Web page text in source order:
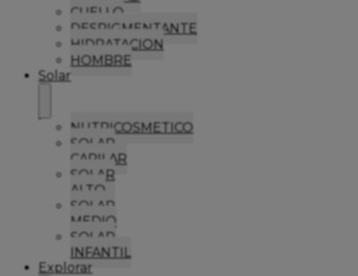
CUELLO
DESPIGMENTANTE
HIDRATACION
HOMBRE
Solar
NUTRICOSMETICO
SOLAR
CAPILAR
SOLAR
ALTO
SOLAR
MEDIO
SOLAR
INFANTIL
Explorar